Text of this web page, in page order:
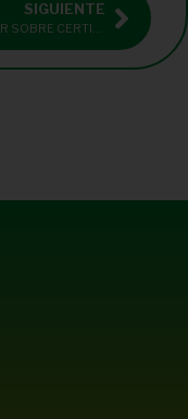
SIGUIENTE
CIRCULAR SOBRE CERTIFICADOS DE COLEGIACIÓN